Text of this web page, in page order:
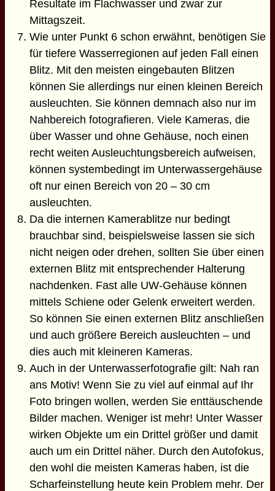
Resultate im Flachwasser und zwar zur
Mittagszeit.
Wie unter Punkt 6 schon erwähnt, benötigen Sie
für tiefere Wasserregionen auf jeden Fall einen
Blitz. Mit den meisten eingebauten Blitzen
können Sie allerdings nur einen kleinen Bereich
ausleuchten. Sie können demnach also nur im
Nahbereich fotografieren. Viele Kameras, die
über Wasser und ohne Gehäuse, noch einen
recht weiten Ausleuchtungsbereich aufweisen,
können systembedingt im Unterwassergehäuse
oft nur einen Bereich von 20 – 30 cm
ausleuchten.
Da die internen Kamerablitze nur bedingt
brauchbar sind, beispielsweise lassen sie sich
nicht neigen oder drehen, sollten Sie über einen
externen Blitz mit entsprechender Halterung
nachdenken. Fast alle UW-Gehäuse können
mittels Schiene oder Gelenk erweitert werden.
So können Sie einen externen Blitz anschließen
und auch größere Bereich ausleuchten – und
dies auch mit kleineren Kameras.
Auch in der Unterwasserfotografie gilt: Nah ran
ans Motiv! Wenn Sie zu viel auf einmal auf Ihr
Foto bringen wollen, werden Sie enttäuschende
Bilder machen. Weniger ist mehr! Unter Wasser
wirken Objekte um ein Drittel größer und damit
auch um ein Drittel näher. Durch den Autofokus,
den wohl die meisten Kameras haben, ist die
Scharfeinstellung heute kein Problem mehr. Der